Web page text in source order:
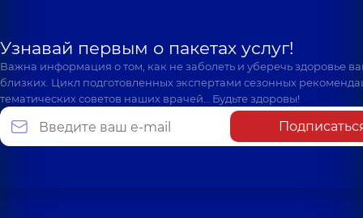
Узнавай первым о пакетах услуг!
Важна информация о том, как не заболеть и уберечь здоровье
близких. Цикл подготовленных экспертами сезонных
тематических советов наших врачей… Будьте здоровы!